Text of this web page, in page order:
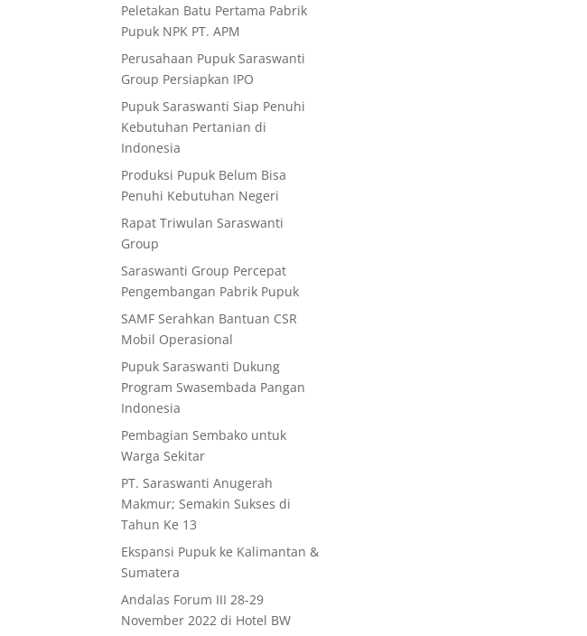
Peletakan Batu Pertama Pabrik
Pupuk NPK PT. APM
Perusahaan Pupuk Saraswanti
Group Persiapkan IPO
Pupuk Saraswanti Siap Penuhi
Kebutuhan Pertanian di
Indonesia
Produksi Pupuk Belum Bisa
Penuhi Kebutuhan Negeri
Rapat Triwulan Saraswanti
Group
Saraswanti Group Percepat
Pengembangan Pabrik Pupuk
SAMF Serahkan Bantuan CSR
Mobil Operasional
Pupuk Saraswanti Dukung
Program Swasembada Pangan
Indonesia
Pembagian Sembako untuk
Warga Sekitar
PT. Saraswanti Anugerah
Makmur; Semakin Sukses di
Tahun Ke 13
Ekspansi Pupuk ke Kalimantan &
Sumatera
Andalas Forum III 28-29
November 2022 di Hotel BW